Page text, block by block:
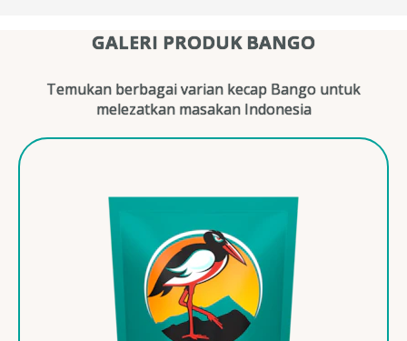
GALERI PRODUK BANGO
Temukan berbagai varian kecap Bango untuk
melezatkan masakan Indonesia